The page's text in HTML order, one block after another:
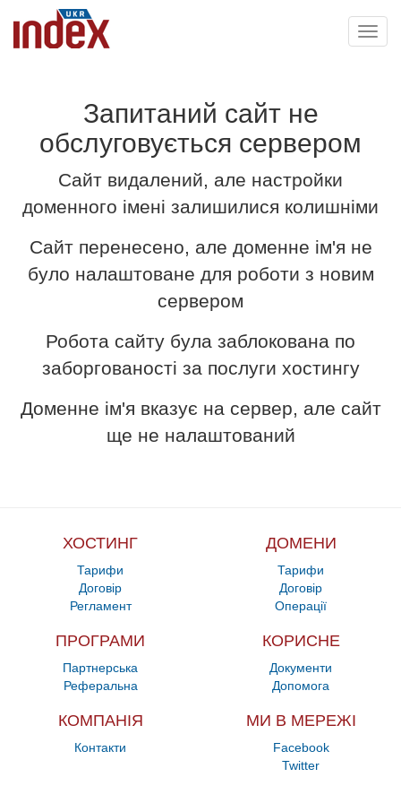
Запитаний сайт не
обслуговується сервером
Сайт видалений, але настройки
доменного імені залишилися колишніми
Сайт перенесено, але доменне ім'я не
було налаштоване для роботи з новим
сервером
Робота сайту була заблокована по
заборгованості за послуги хостингу
Доменне ім'я вказує на сервер, але сайт
ще не налаштований
ХОСТИНГ
Тарифи
Договір
Регламент
ДОМЕНИ
Тарифи
Договір
Операції
ПРОГРАМИ
Партнерська
Реферальна
КОРИСНЕ
Документи
Допомога
КОМПАНІЯ
Контакти
МИ В МЕРЕЖІ
Facebook
Twitter